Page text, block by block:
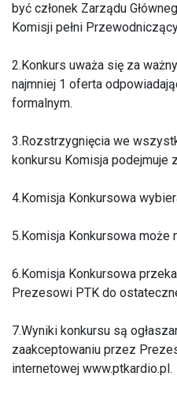
być członek Zarządu
Komisji pełni
2.Konkurs uważa się za
najmniej 1 oferta
formalnym.
3.Rozstrzygnięcia we
konkursu Komisja podejmuje
4.Komisja Konkursowa
5.Komisja Konkursowa może
6.Komisja Konkursowa
Prezesowi PTK do
7.Wyniki konkursu są
zaakceptowaniu przez
internetowej www.ptkardio.pl.